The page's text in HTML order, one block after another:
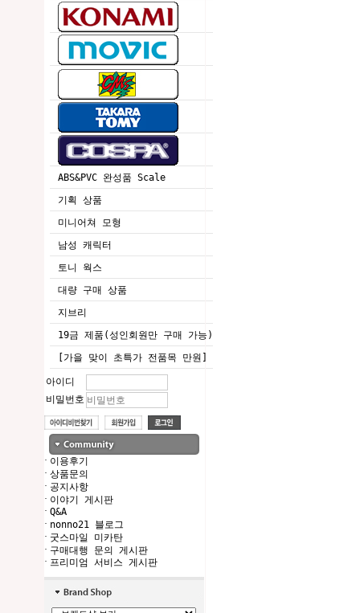
ABS&PVC 완성품 Scale
기획 상품
미니어쳐 모형
남성 캐릭터
토니 웍스
대량 구매 상품
지브리
19금 제품(성인회원만 구매 가능)
[가을 맞이 초특가 전품목 만원]
아이디
비밀번호
· 이용후기
· 상품문의
· 공지사항
· 이야기 게시판
· Q&A
· nonno21 블로그
· 굿스마일 미카탄
· 구매대행 문의 게시판
· 프리미엄 서비스 게시판